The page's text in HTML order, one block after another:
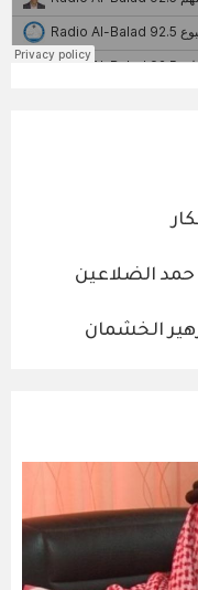
حمد الضلاعين
الخشمان